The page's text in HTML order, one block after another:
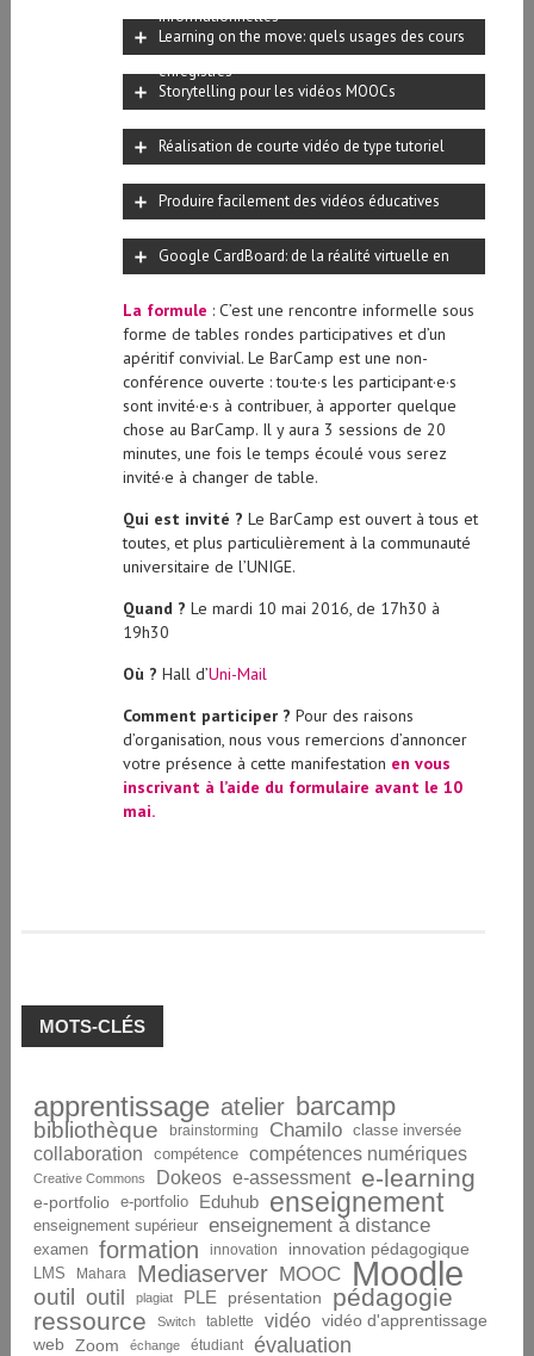
Learning on the move: quels usages des cours
Storytelling pour les vidéos MOOCs
Réalisation de courte vidéo de type tutoriel
Produire facilement des vidéos éducatives
Google CardBoard: de la réalité virtuelle en
La formule : C’est une rencontre informelle sous
forme de tables rondes participatives et d’un
apéritif convivial. Le BarCamp est une non-
conférence ouverte : tou·te·s les participant·e·s
sont invité·e·s à contribuer, à apporter quelque
chose au BarCamp. Il y aura 3 sessions de 20
minutes, une fois le temps écoulé vous serez
invité·e à changer de table.
Qui est invité ? Le BarCamp est ouvert à tous et
toutes, et plus particulièrement à la communauté
universitaire de l’UNIGE.
Quand ? Le mardi 10 mai 2016, de 17h30 à
19h30
Où ? Hall d’Uni-Mail
Comment participer ? Pour des raisons
d’organisation, nous vous remercions d’annoncer
votre présence à cette manifestation en vous
inscrivant à l’aide du formulaire avant le 10
mai.
MOTS-CLÉS
apprentissage atelier barcamp
bibliothèque brainstorming Chamilo classe inversée
collaboration compétence compétences numériques
Creative Commons Dokeos e-assessment e-learning
e-portfolio e-portfolio Eduhub enseignement
enseignement supérieur enseignement à distance
examen formation innovation innovation pédagogique
LMS Mahara Mediaserver MOOC Moodle
outil outil plagiat PLE présentation
pédagogie
ressource
Switch tablette vidéo
vidéo d'apprentissage
web
Zoom échange étudiant évaluation